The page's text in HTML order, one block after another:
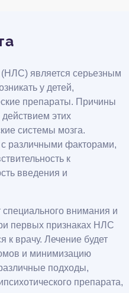
является серьезным
у детей,
препараты. Причины
этих
системы мозга.
различными факторами,
к
введения и
внимания и
первых признаках НЛС
к врачу. Лечение будет
и минимизацию
подходы,
препарата,